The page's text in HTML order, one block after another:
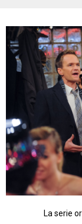
La serie